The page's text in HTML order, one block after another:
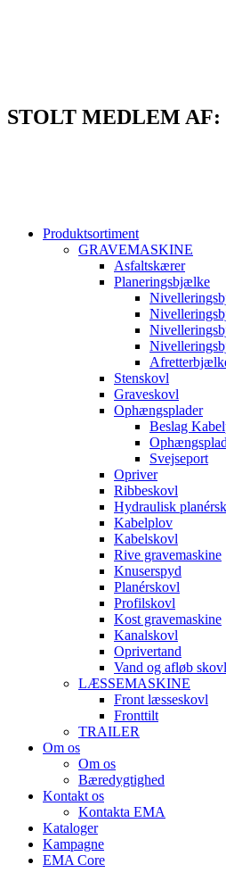
STOLT MEDLEM AF:
Produktsortiment
GRAVEMASKINE
Asfaltskærer
Planeringsbjælke
Stenskovl
Graveskovl
Ophængsplader
Beslag
Svejseport
Opriver
Ribbeskovl
Hydraulisk
Kabelplov
Kabelskovl
Rive gravemaskine
Knuserspyd
Planérskovl
Profilskovl
Kost gravemaskine
Kanalskovl
Oprivertand
Vand og afløb skovl
LÆSSEMASKINE
Front læsseskovl
Fronttilt
TRAILER
Om os
Om os
Bæredygtighed
Kontakt os
Kontakta EMA
Kataloger
Kampagne
EMA Core